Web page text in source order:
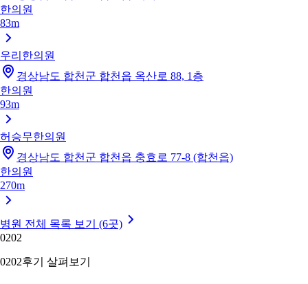
한의원
83m
우리한의원
경상남도 합천군 합천읍 옥산로 88, 1층
한의원
93m
허승무한의원
경상남도 합천군 합천읍 충효로 77-8 (합천읍)
한의원
270m
병원 전체 목록 보기 (6곳)
0202
0202후기 살펴보기